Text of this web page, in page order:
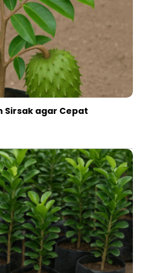
Sirsak agar Cepat